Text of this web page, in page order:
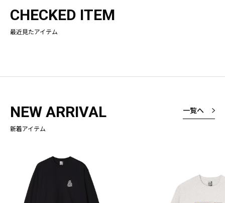
CHECKED ITEM
最近見たアイテム
NEW ARRIVAL
新着アイテム
一覧へ